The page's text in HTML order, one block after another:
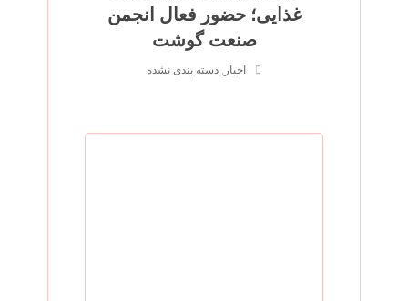
غذایی؛ حضور فعال انجمن
صنعت گوشت
اخبار , دسته بندی نشده